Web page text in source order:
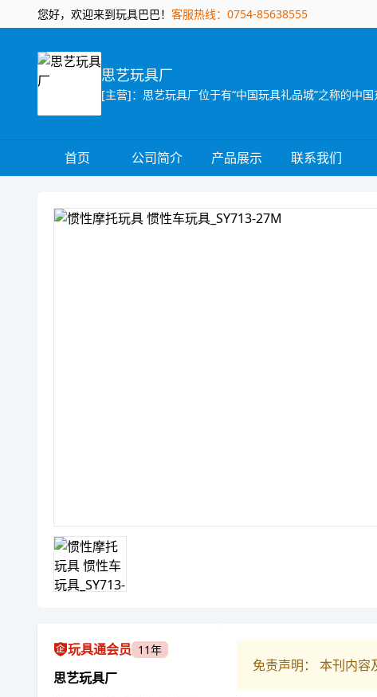
您好，欢迎来到玩具巴巴！ 客服热线：0754-85638555
思艺玩具厂
首页 公司简介 产品展示 联系我们
玩具通会员 11年
思艺玩具厂
免责声明： 本刊内容